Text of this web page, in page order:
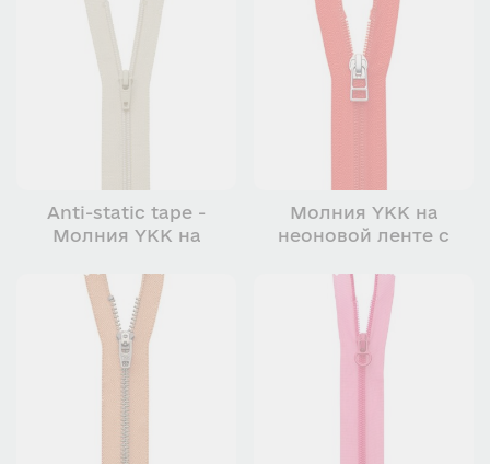
Anti-static tape -
Молния YKK на
ленте
Молния YKK на
неоновой ленте с